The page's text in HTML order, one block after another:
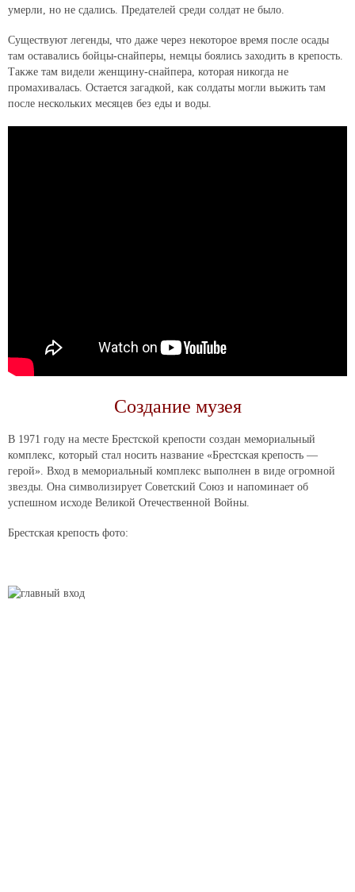
умерли, но не сдались. Предателей среди солдат не было.
Существуют легенды, что даже через некоторое время после осады
там оставались бойцы-снайперы, немцы боялись заходить в крепость.
Также там видели женщину-снайпера, которая никогда не
промахивалась. Остается загадкой, как солдаты могли выжить там
после нескольких месяцев без еды и воды.
Создание музея
В 1971 году на месте Брестской крепости создан мемориальный
комплекс, который стал носить название «Брестская крепость —
герой». Вход в мемориальный комплекс выполнен в виде огромной
звезды. Она символизирует Советский Союз и напоминает об
успешном исходе Великой Отечественной Войны.
Брестская крепость фото: